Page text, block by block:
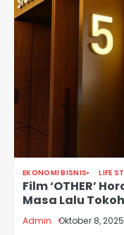
EKONOMI BISNIS LIFE
Film ‘OTHER’
Masa Lalu
Admin Oktober 8, 2025